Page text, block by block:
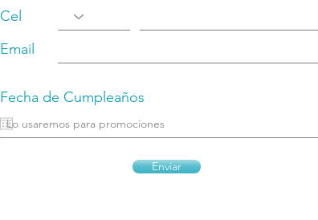
Cel
Email
Enviar
Fecha de Cumpleaños